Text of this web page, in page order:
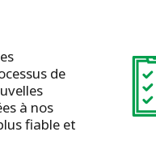
de
à nos
fiable et